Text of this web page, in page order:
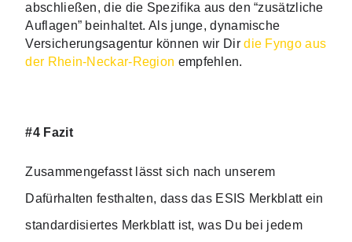
abschließen, die die Spezifika aus den “zusätzliche
Auflagen” beinhaltet. Als junge, dynamische
Versicherungsagentur können wir Dir die Fyngo aus
der Rhein-Neckar-Region empfehlen.
#4 Fazit
Zusammengefasst lässt sich nach unserem
Dafürhalten festhalten, dass das ESIS Merkblatt ein
standardisiertes Merkblatt ist, was Du bei jedem